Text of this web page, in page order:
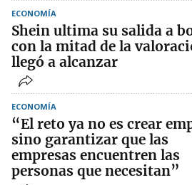
ECONOMÍA
Shein ultima su salida a
con la mitad de la
llegó a alcanzar
ECONOMÍA
“El reto ya no es crear
sino garantizar que las
empresas encuentren las
personas que necesitan”